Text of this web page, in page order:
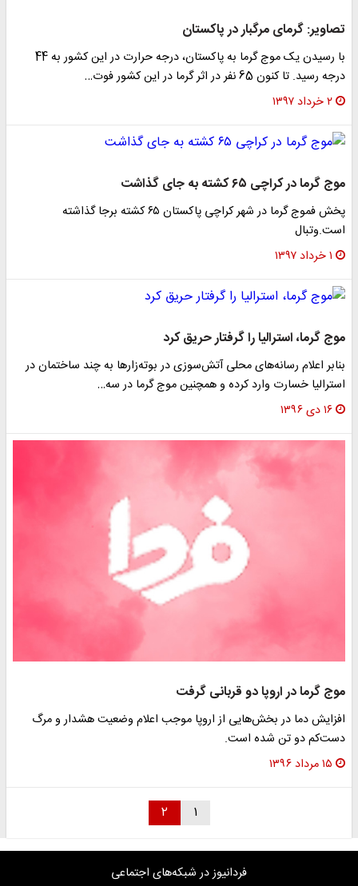
تصاویر: گرمای مرگبار در پاکستان
با رسیدن یک موج گرما به پاکستان، درجه حرارت در این کشور به 44
درجه رسید. تا کنون 65 نفر در اثر گرما در این کشور فوت…
۲ خرداد ۱۳۹۷
موج گرما در کراچی ۶۵ کشته به جای گذاشت
پخش فموج گرما در شهر کراچی پاکستان ۶۵ کشته برجا گذاشته
است.وتبال
۱ خرداد ۱۳۹۷
موج گرما، استرالیا را گرفتار حریق کرد
بنابر اعلام رسانه‌های محلی آتش‌سوزی‌ در بوته‌زارها به چند ساختمان در
استرالیا خسارت وارد کرده و همچنین موج گرما در سه…
۱۶ دی ۱۳۹۶
موج گرما در اروپا دو قربانی گرفت
افزایش دما در بخش‌هایی از اروپا موجب اعلام وضعیت هشدار و مرگ
دست‌کم دو تن شده است.
۱۵ مرداد ۱۳۹۶
۱ ۲
فردانیوز در شبکه‌های اجتماعی